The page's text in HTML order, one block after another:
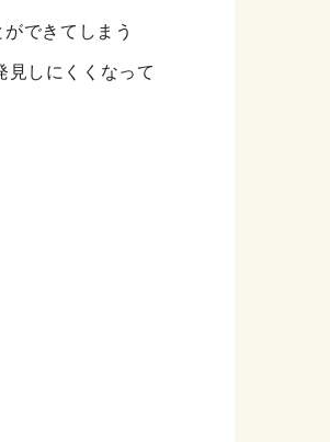
できてしまう
しにくくなって